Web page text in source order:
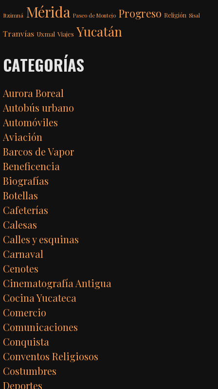
Itzimná Mérida Paseo de Montejo Progreso Religión Sisal
Tranvías Uxmal Viajes Yucatán
CATEGORÍAS
Aurora Boreal
Autobús urbano
Automóviles
Aviación
Barcos de Vapor
Beneficencia
Biografías
Botellas
Cafeterías
Calesas
Calles y esquinas
Carnaval
Cenotes
Cinematografía Antigua
Cocina Yucateca
Comercio
Comunicaciones
Conquista
Conventos Religiosos
Costumbres
Deportes